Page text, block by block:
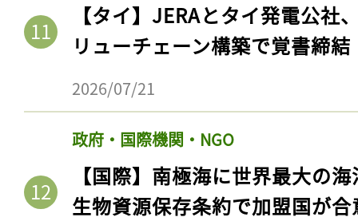
【タイ】JERAとタイ発電公社
リューチェーン構築で覚書締結
2026/07/21
政府・国際機関・NGO
【国際】南極海に世界最大の
生物資源保存条約で加盟国が合
ログイン